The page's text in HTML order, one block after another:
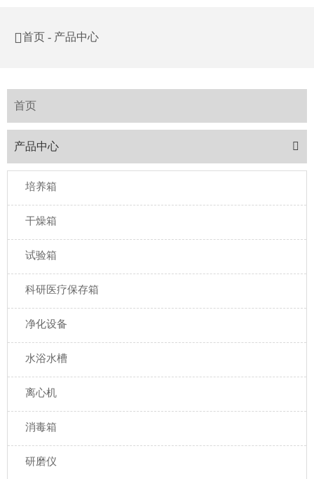
首页 - 产品中心
首页
产品中心 
培养箱
干燥箱
试验箱
科研医疗保存箱
净化设备
水浴水槽
离心机
消毒箱
研磨仪